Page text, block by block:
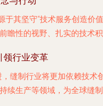
于其坚守“技术服务创造价
瞻性的视野、扎实的技术
领行业变革
缝制行业将更加依赖技术
续生产等领域，为全球缝制